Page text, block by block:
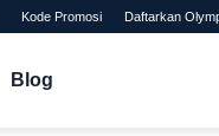
Kode Promosi Daftarkan
Blog